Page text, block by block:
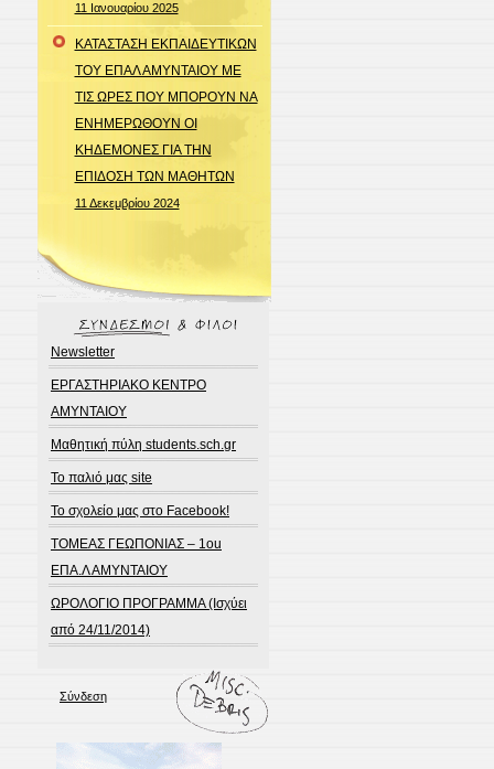
11 Ιανουαρίου 2025
ΚΑΤΑΣΤΑΣΗ ΕΚΠΑΙΔΕΥΤΙΚΩΝ
ΤΟΥ ΕΠΑΛ ΑΜΥΝΤΑΙΟΥ ΜΕ
ΤΙΣ ΩΡΕΣ ΠΟΥ ΜΠΟΡΟΥΝ ΝΑ
ΕΝΗΜΕΡΩΘΟΥΝ ΟΙ
ΚΗΔΕΜΟΝΕΣ ΓΙΑ ΤΗΝ
ΕΠΙΔΟΣΗ ΤΩΝ ΜΑΘΗΤΩΝ
11 Δεκεμβρίου 2024
Newsletter
ΕΡΓΑΣΤΗΡΙΑΚΟ ΚΕΝΤΡΟ
ΑΜΥΝΤΑΙΟΥ
Μαθητική πύλη students.sch.gr
Το παλιό μας site
Το σχολείο μας στο Facebook!
ΤΟΜΕΑΣ ΓΕΩΠΟΝΙΑΣ – 1ou
ΕΠΑ.Λ ΑΜΥΝΤΑΙΟΥ
ΩΡΟΛΟΓΙΟ ΠΡΟΓΡΑΜΜΑ (Ισχύει
από 24/11/2014)
Σύνδεση